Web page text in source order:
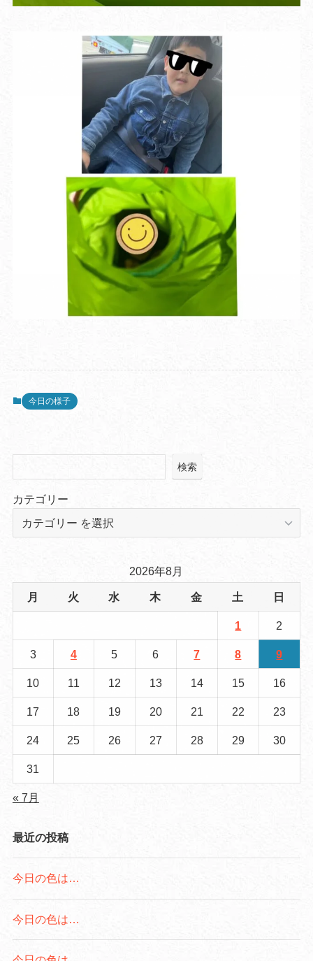
今日の様子
検索
カテゴリー
2026年8月
月 火 水 木 金 土 日
1 2
3 4 5 6 7 8 9
10 11 12 13 14 15 16
17 18 19 20 21 22 23
24 25 26 27 28 29 30
31
« 7月
最近の投稿
今日の色は…
今日の色は…